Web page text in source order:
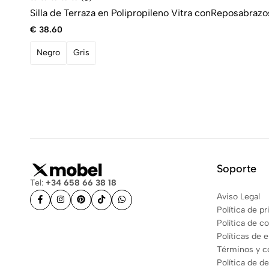
Silla de Terraza en Polipropileno Vitra
€ 38.60
Negro Gris
Tel: +34 658 66 38 18
Soporte
Aviso Legal
Política de
Política de
Políticas de
Términos y
Política de